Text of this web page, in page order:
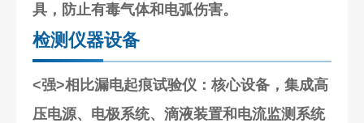
具，防止有毒气体和电弧伤害。
检测仪器设备
<强>相比漏电起痕试验仪 ：核心设备，集成高
压电源、电极系统、滴液装置和电流监测系统